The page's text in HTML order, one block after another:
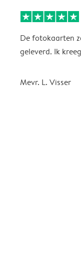
De fotokaarten
geleverd. Ik
Mevr. L. Visser